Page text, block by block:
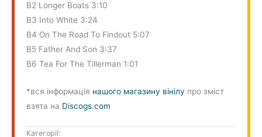
B2 Longer Boats 3:10
B3 Into White 3:24
B4 On The Road To Findout 5:07
B5 Father And Son 3:37
B6 Tea For The Tillerman 1:01
*вся інформація нашого магазину вінілу про зміст
взята на Discogs.com
Категорії: